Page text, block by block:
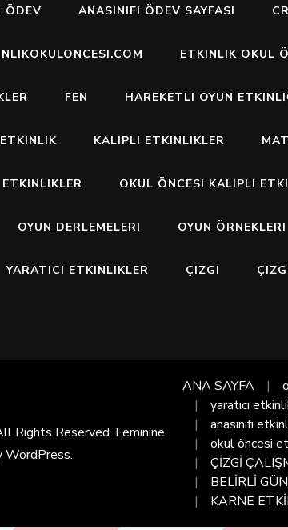
ÖDEV ANASINIFI ÖDEV SAYFASI
ETKINLIK OKUL
FEN HAREKETLI OYUN
KALIPLI ETKINLIKLER
OKUL ÖNCESI KALIPLI
OYUN DERLEMELERI OYUN ÖRNEKLERI
YARATICI ETKINLIKLER ÇIZGI
Rights Reserved. Feminine
WordPress.
ANA SAYFA
yaratıcı
anasınıfı
okul öncesi
ÇİZGİ
BELİRLİ
KARNE